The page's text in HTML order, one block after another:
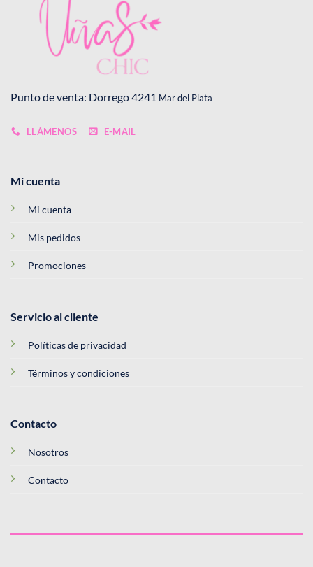
Punto de venta: Dorrego 4241 Mar del Plata
LLÁMENOS E-MAIL
Mi cuenta
Mi cuenta
Mis pedidos
Promociones
Servicio al cliente
Políticas de privacidad
Términos y condiciones
Contacto
Nosotros
Contacto